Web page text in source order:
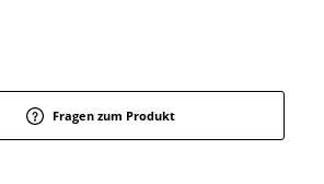
Fragen zum Produkt